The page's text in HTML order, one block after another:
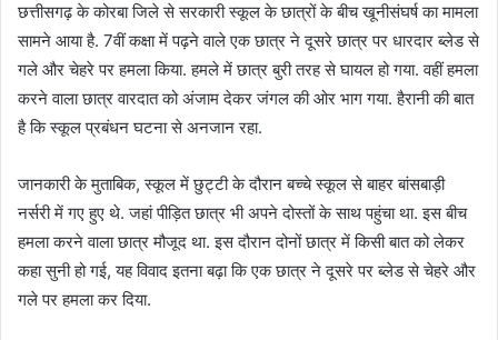
छत्तीसगढ़ के कोरबा जिले से सरकारी स्कूल के छात्रों के बीच खूनीसंघर्ष का मामला
सामने आया है. 7वीं कक्षा में पढ़ने वाले एक छात्र ने दूसरे छात्र पर धारदार ब्लेड से
गले और चेहरे पर हमला किया. हमले में छात्र बुरी तरह से घायल हो गया. वहीं हमला
करने वाला छात्र वारदात को अंजाम देकर जंगल की ओर भाग गया. हैरानी की बात
है कि स्कूल प्रबंधन घटना से अनजान रहा.
जानकारी के मुताबिक, स्कूल में छुट्टी के दौरान बच्चे स्कूल से बाहर बांसबाड़ी
नर्सरी में गए हुए थे. जहां पीड़ित छात्र भी अपने दोस्तों के साथ पहुंचा था. इस बीच
हमला करने वाला छात्र मौजूद था. इस दौरान दोनों छात्र में किसी बात को लेकर
कहा सुनी हो गई, यह विवाद इतना बढ़ा कि एक छात्र ने दूसरे पर ब्लेड से चेहरे और
गले पर हमला कर दिया.